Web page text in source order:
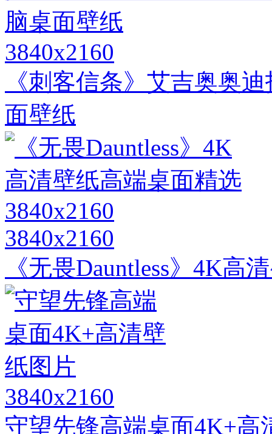
3840x2160
《刺客信条》艾吉奥奥
面壁纸
3840x2160
《无畏Dauntless》4K高
3840x2160
守望先锋高端桌面4K+高